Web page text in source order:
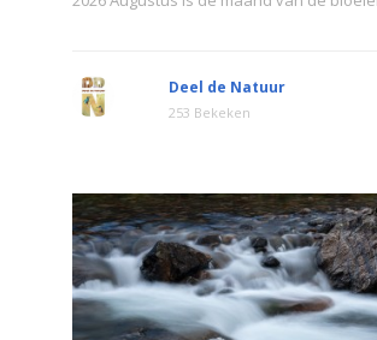
Deel de Natuur
253 Bekeken